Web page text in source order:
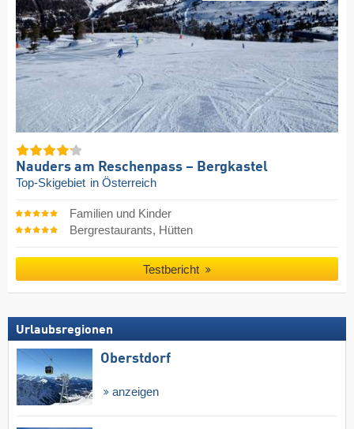
Nauders am Reschenpass – Bergkastel
Top-Skigebiet in Österreich
Familien und Kinder
Bergrestaurants, Hütten
Testbericht
Urlaubsregionen
Oberstdorf
anzeigen